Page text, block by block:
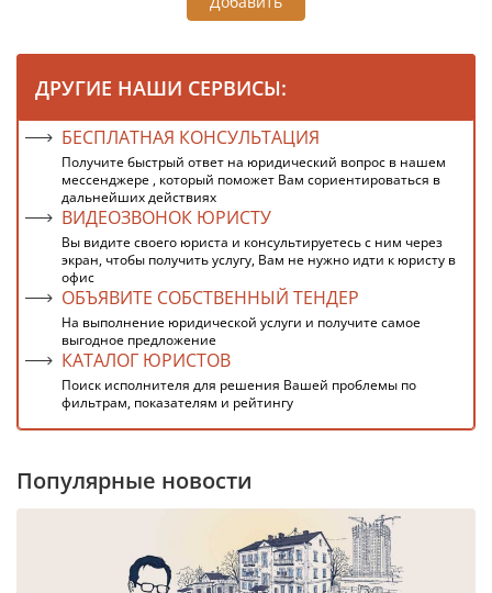
ДРУГИЕ НАШИ СЕРВИСЫ:
БЕСПЛАТНАЯ КОНСУЛЬТАЦИЯ
Получите быстрый ответ на юридический вопрос в нашем
мессенджере , который поможет Вам сориентироваться в
дальнейших действиях
ВИДЕОЗВОНОК ЮРИСТУ
Вы видите своего юриста и консультируетесь с ним через
экран, чтобы получить услугу, Вам не нужно идти к юристу в
офис
ОБЪЯВИТЕ СОБСТВЕННЫЙ ТЕНДЕР
На выполнение юридической услуги и получите самое
выгодное предложение
КАТАЛОГ ЮРИСТОВ
Поиск исполнителя для решения Вашей проблемы по
фильтрам, показателям и рейтингу
Популярные новости